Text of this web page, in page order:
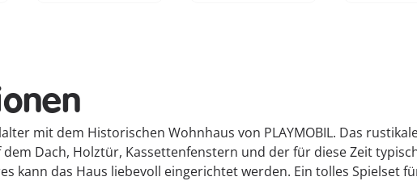
mit dem Historischen Wohnhaus von PLAYMOBIL. Das
Dach, Holztür, Kassettenfenstern und der für diese Zeit
kann das Haus liebevoll eingerichtet werden. Ein tolles Spielset